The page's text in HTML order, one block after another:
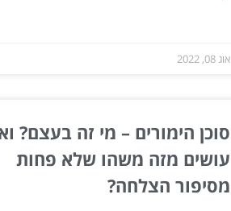
אוג 08, 2022
סוכן הימורים – מי זה בעצם?
עושים מזה משהו שלא פחות
מסיפור הצלחה?